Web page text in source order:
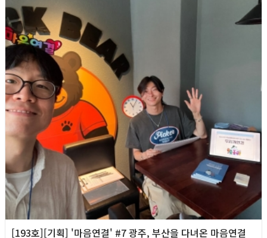
[193호][기획] '마음연결' #7 광주, 부산을 다녀온 마음연결